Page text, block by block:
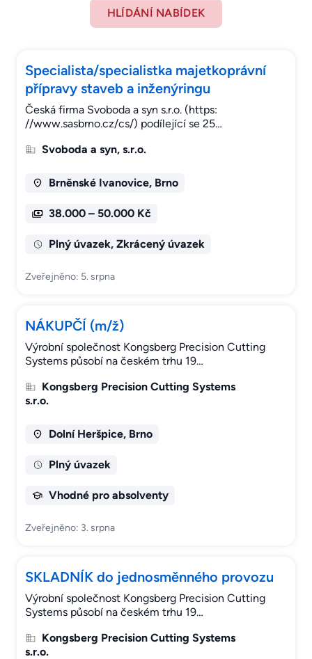
HLÍDÁNÍ NABÍDEK
Specialista/specialistka majetkoprávní
přípravy staveb a inženýringu
Česká firma Svoboda a syn s.r.o. (https:
//www.sasbrno.cz/cs/) podílející se 25…
Svoboda a syn, s.r.o.
Brněnské Ivanovice, Brno
38.000 – 50.000 Kč
Plný úvazek, Zkrácený úvazek
Zveřejněno: 5. srpna
NÁKUPČÍ (m/ž)
Výrobní společnost Kongsberg Precision Cutting
Systems působí na českém trhu 19…
Kongsberg Precision Cutting Systems
s.r.o.
Dolní Heršpice, Brno
Plný úvazek
Vhodné pro absolventy
Zveřejněno: 3. srpna
SKLADNÍK do jednosměnného provozu
Výrobní společnost Kongsberg Precision Cutting
Systems působí na českém trhu 19…
Kongsberg Precision Cutting Systems
s.r.o.